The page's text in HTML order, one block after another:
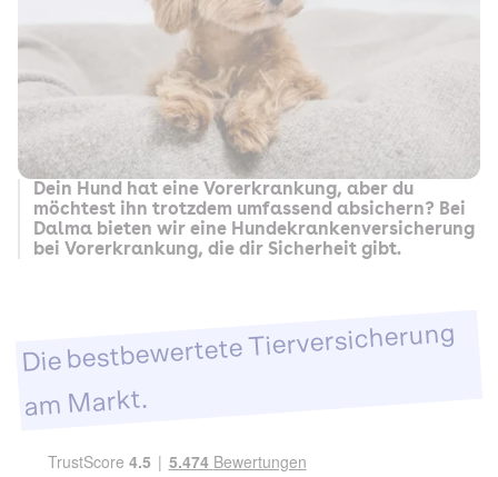
Dein Hund hat eine Vorerkrankung, aber du
möchtest ihn trotzdem umfassend absichern? Bei
Dalma bieten wir eine Hundekrankenversicherung
bei Vorerkrankung, die dir Sicherheit gibt.
Die bestbewertete Tierversicherung
am Markt.